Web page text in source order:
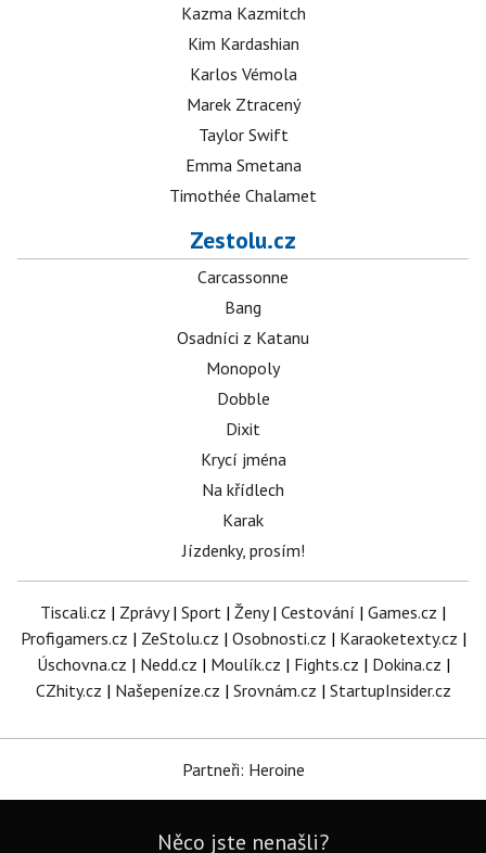
Kazma Kazmitch
Kim Kardashian
Karlos Vémola
Marek Ztracený
Taylor Swift
Emma Smetana
Timothée Chalamet
Zestolu.cz
Carcassonne
Bang
Osadníci z Katanu
Monopoly
Dobble
Dixit
Krycí jména
Na křídlech
Karak
Jízdenky, prosím!
Tiscali.cz | Zprávy| Sport | Ženy| Cestování | Games.cz |
Profigamers.cz | ZeStolu.cz | Osobnosti.cz | Karaoketexty.cz |
Úschovna.cz | Nedd.cz | Moulík.cz | Fights.cz | Dokina.cz |
CZhity.cz | Našepeníze.cz | Srovnám.cz | StartupInsider.cz
Partneři: Heroine
Něco jste nenašli?